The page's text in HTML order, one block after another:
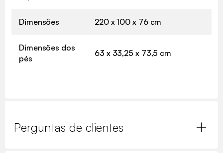
Dimensões 220 x 100 x 76 cm
Dimensões dos
pés
63 x 33,25 x 73,5 cm
Perguntas de clientes